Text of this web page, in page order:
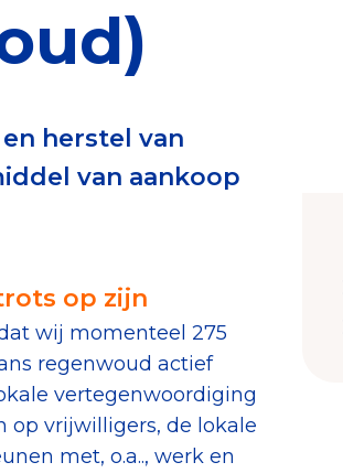
herstel van
van aankoop
op zijn
wij momenteel 275
regenwoud actief
vertegenwoordiging
op vrijwilligers, de lokale
met, o.a.., werk en